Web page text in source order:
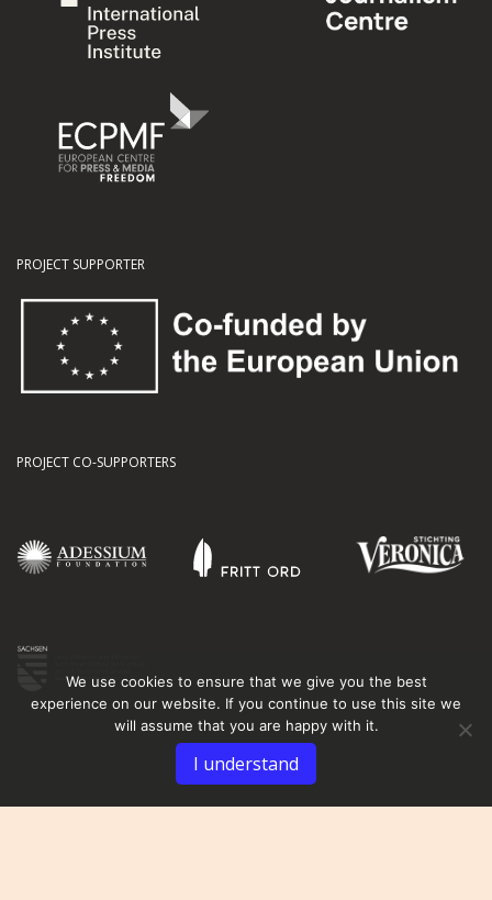
PROJECT SUPPORTER
PROJECT CO-SUPPORTERS
We use cookies to ensure that we give you the best
experience on our website. If you continue to use this site we
will assume that you are happy with it.
I understand